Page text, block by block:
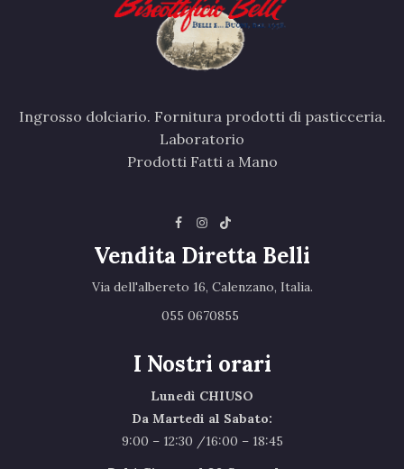
Ingrosso dolciario. Fornitura prodotti di pasticceria.
Laboratorio
Prodotti Fatti a Mano
Vendita Diretta Belli
Via dell'albereto 16, Calenzano, Italia.‎
055 0670855 ‎
I Nostri orari
Lunedì CHIUSO
Da Martedi al Sabato:
9:00 – 12:30 /16:00 – 18:45